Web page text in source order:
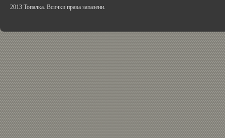
2013 Топалка. Всички права запазени.